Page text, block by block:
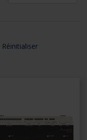
Réinitialiser